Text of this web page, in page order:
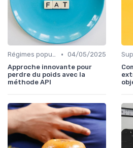
Régimes populaires • 04/05/2025
Approche innovante pour
perdre du poids avec la
méthode API